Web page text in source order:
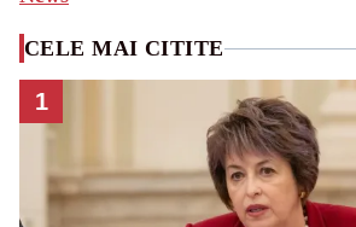
CELE MAI CITITE
1